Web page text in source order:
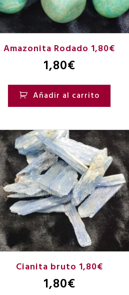
Amazonita Rodado 1,80€
1,80€
Añadir al carrito
Cianita bruto 1,80€
1,80€